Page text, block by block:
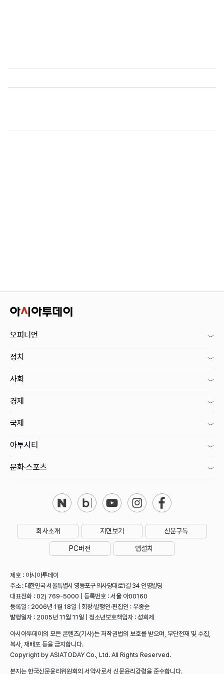
오피니언
정치
사회
경제
국제
아투시티
문화·스포츠
회사소개 지면보기 신문구독
PC버전 앱설치
제호 : 아시아투데이
주소 : 대한민국 서울특별시 영등포구 의사당대로1길 34 인영빌딩
대표전화 : 02) 769-5000 | 등록번호 : 서울 아00160
등록일 : 2006년 1월 18일 | 회장·발행인·편집인 : 우종순
발행일자 : 2005년 11월 11일 | 청소년보호책임자 : 성희제
아시아투데이의 모든 콘텐츠(기사)는 저작권법의 보호를 받으며, 무단전재 및 수집,
복사, 재배포 등을 금지합니다.
Copyright by ASIATODAY Co., Ltd. All Rights Reserved.
본지는 한국신문윤리위원회의 서약사로서 신문윤리강령을 준수합니다.